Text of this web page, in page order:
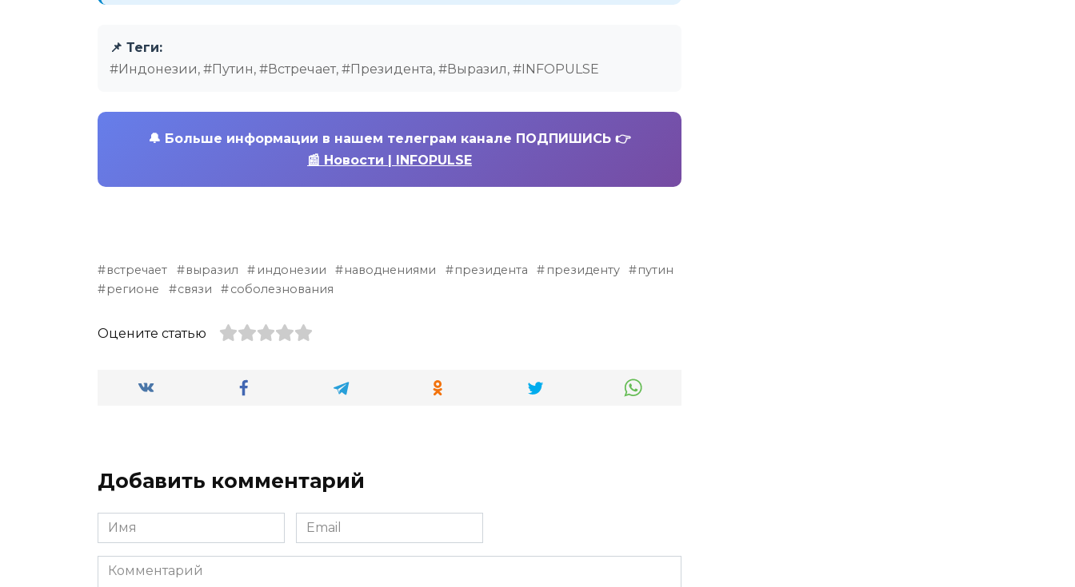
📌 Теги:
#Индонезии, #Путин, #Встречает, #Президента, #Выразил, #INFOPULSE
🔔 Больше информации в нашем телеграм канале ПОДПИШИСЬ 👉
📰 Новости | INFOPULSE
встречает выразил индонезии наводнениями президента президенту
путин
регионе
связи соболезнования
Оцените статью
Добавить комментарий
Имя
*
Email
*
Комментарий